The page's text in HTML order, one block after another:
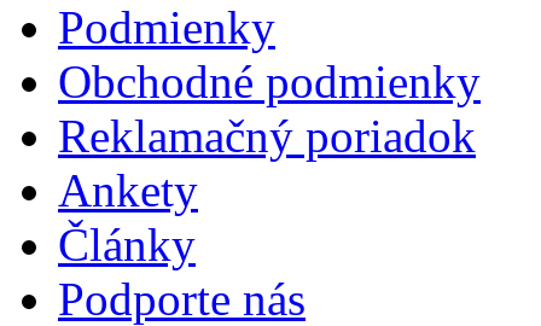
Podmienky
Obchodné podmienky
Reklamačný poriadok
Ankety
Články
Podporte nás